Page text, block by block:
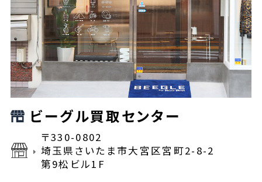
ビーグル買取センター
〒330-0802
埼玉県さいたま市大宮区宮町2-8-2
第9松ビル1F